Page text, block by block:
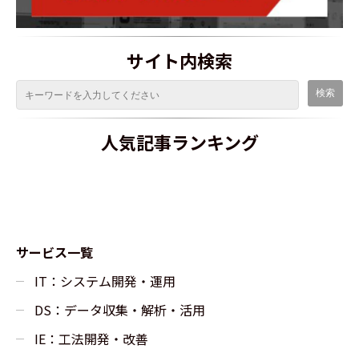
サイト内検索
人気記事ランキング
サービス一覧
IT：システム開発・運用
DS：データ収集・解析・活用
IE：工法開発・改善